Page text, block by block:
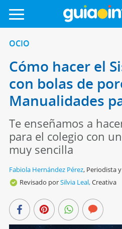
OCIO
Cómo hacer el
con bolas de
Manualidades
Te enseñamos a
para el colegio con
muy sencilla
Fabiola Hernández Pérez, Periodista
Revisado porSilvia Leal,Creativa